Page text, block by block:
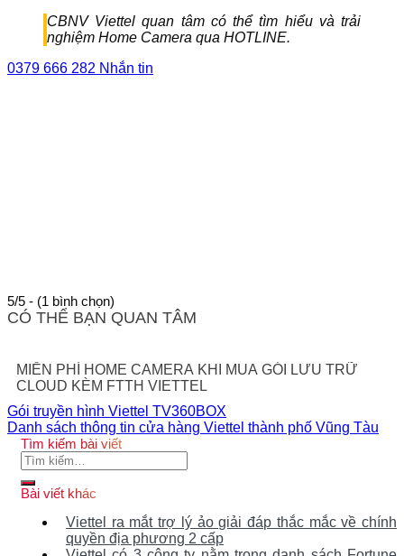
CBNV Viettel quan tâm có thể tìm hiểu và trải
nghiệm Home Camera qua HOTLINE.
0379 666 282 Nhắn tin
5/5 - (1 bình chọn)
CÓ THỂ BẠN QUAN TÂM
MIỄN PHÍ HOME CAMERA KHI MUA GÓI LƯU TRỮ
CLOUD KÈM FTTH VIETTEL
Gói truyền hình Viettel TV360BOX
Danh sách thông tin cửa hàng Viettel thành phố Vũng Tàu
Tìm kiếm bài viết
Tìm
kiếm:
Bài viết khác
Viettel ra mắt trợ lý ảo giải đáp thắc mắc về chính
quyền địa phương 2 cấp